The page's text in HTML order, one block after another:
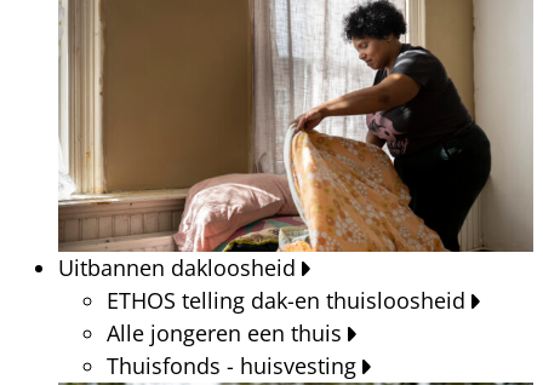
Uitbannen dakloosheid
ETHOS telling dak-en thuisloosheid
Alle jongeren een thuis
Thuisfonds - huisvesting